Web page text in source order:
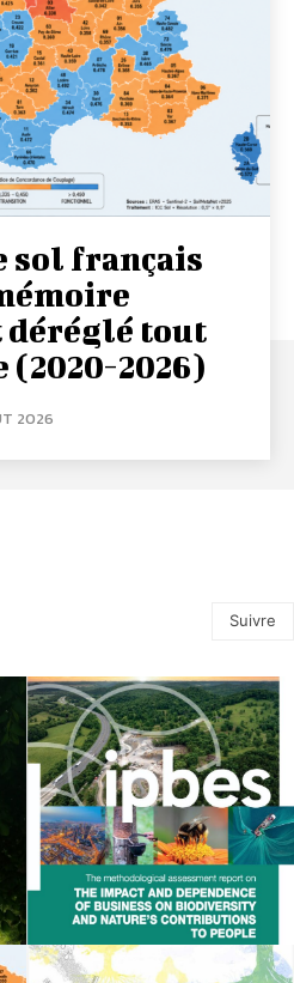
sol français
tout
2026)
2026
Suivre